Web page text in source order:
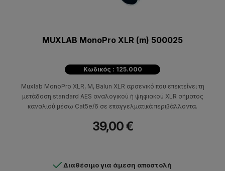
MUXLAB MonoPro XLR (m) 500025
Κωδικός : 125.000
Muxlab MonoPro XLR, M, Balun XLR αρσενικό που επεκτείνει τη
μετάδοση standard AES αναλογικού ή ψηφιακού XLR σήματος
καναλιού μέσω Cat5e/6 σε επαγγελματικά περιβάλλοντα.
39,00 €
Διαθέσιμο για άμεση αποστολή